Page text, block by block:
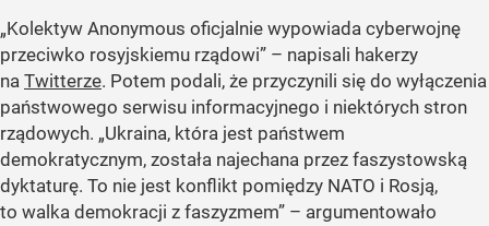
„Kolektyw Anonymous oficjalnie wypowiada cyberwojnę
przeciwko rosyjskiemu rządowi” – napisali hakerzy
na Twitterze. Potem podali, że przyczynili się do wyłączenia
państwowego serwisu informacyjnego i niektórych stron
rządowych. „Ukraina, która jest państwem
demokratycznym, została najechana przez faszystowską
dyktaturę. To nie jest konflikt pomiędzy NATO i Rosją,
to walka demokracji z faszyzmem” – argumentowało